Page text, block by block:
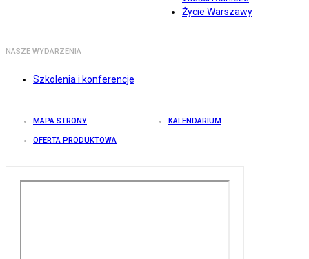
Życie Warszawy
NASZE WYDARZENIA
Szkolenia i konferencje
MAPA STRONY KALENDARIUM
OFERTA PRODUKTOWA